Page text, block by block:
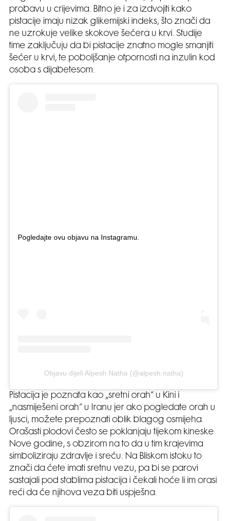
probavu u crijevima. Bitno je i za izdvojiti kako
pistacije imaju nizak glikemijski indeks, što znači da
ne uzrokuje velike skokove šećera u krvi. Studije
time zaključuju da bi pistacije znatno mogle smanjiti
šećer u krvi, te poboljšanje otpornosti na inzulin kod
osoba s dijabetesom.
Pogledajte ovu objavu na Instagramu.
Objavu dijeli Alpesh Natha (@alpesh.natha)
Pistacija je poznata kao „sretni orah“ u Kini i
„nasmiješeni orah“ u Iranu jer ako pogledate orah u
ljusci, možete prepoznati oblik blagog osmijeha.
Orašasti plodovi često se poklanjaju tijekom kineske
Nove godine, s obzirom na to da u tim krajevima
simboliziraju zdravlje i sreću. Na Bliskom istoku to
znači da ćete imati sretnu vezu, pa bi se parovi
sastajali pod stablima pistacija i čekali hoće li im orasi
reći da će njihova veza biti uspješna.